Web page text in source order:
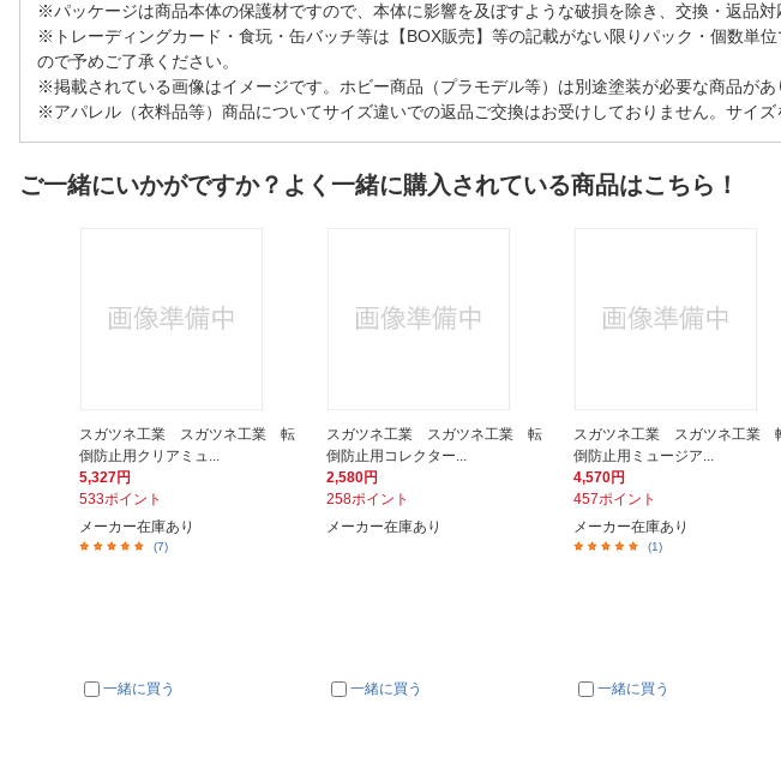
※パッケージは商品本体の保護材ですので、本体に影響を及ぼすような破損を除き、交換・返品対
※トレーディングカード・食玩・缶バッチ等は【BOX販売】等の記載がない限りパック・個数単
ので予めご了承ください。
※掲載されている画像はイメージです。ホビー商品（プラモデル等）は別途塗装が必要な商品があ
※アパレル（衣料品等）商品についてサイズ違いでの返品ご交換はお受けしておりません。サイズ
ご一緒にいかがですか？よく一緒に購入されている商品はこちら！
スガツネ工業 スガツネ工業 転
倒防止用クリアミュ...
5,327円
533ポイント
メーカー在庫あり
(7)
一緒に買う
スガツネ工業 スガツネ工業 転
倒防止用コレクター...
2,580円
258ポイント
メーカー在庫あり
一緒に買う
スガツネ工業 スガツネ工業
倒防止用ミュージア...
4,570円
457ポイント
メーカー在庫あり
(1)
一緒に買う